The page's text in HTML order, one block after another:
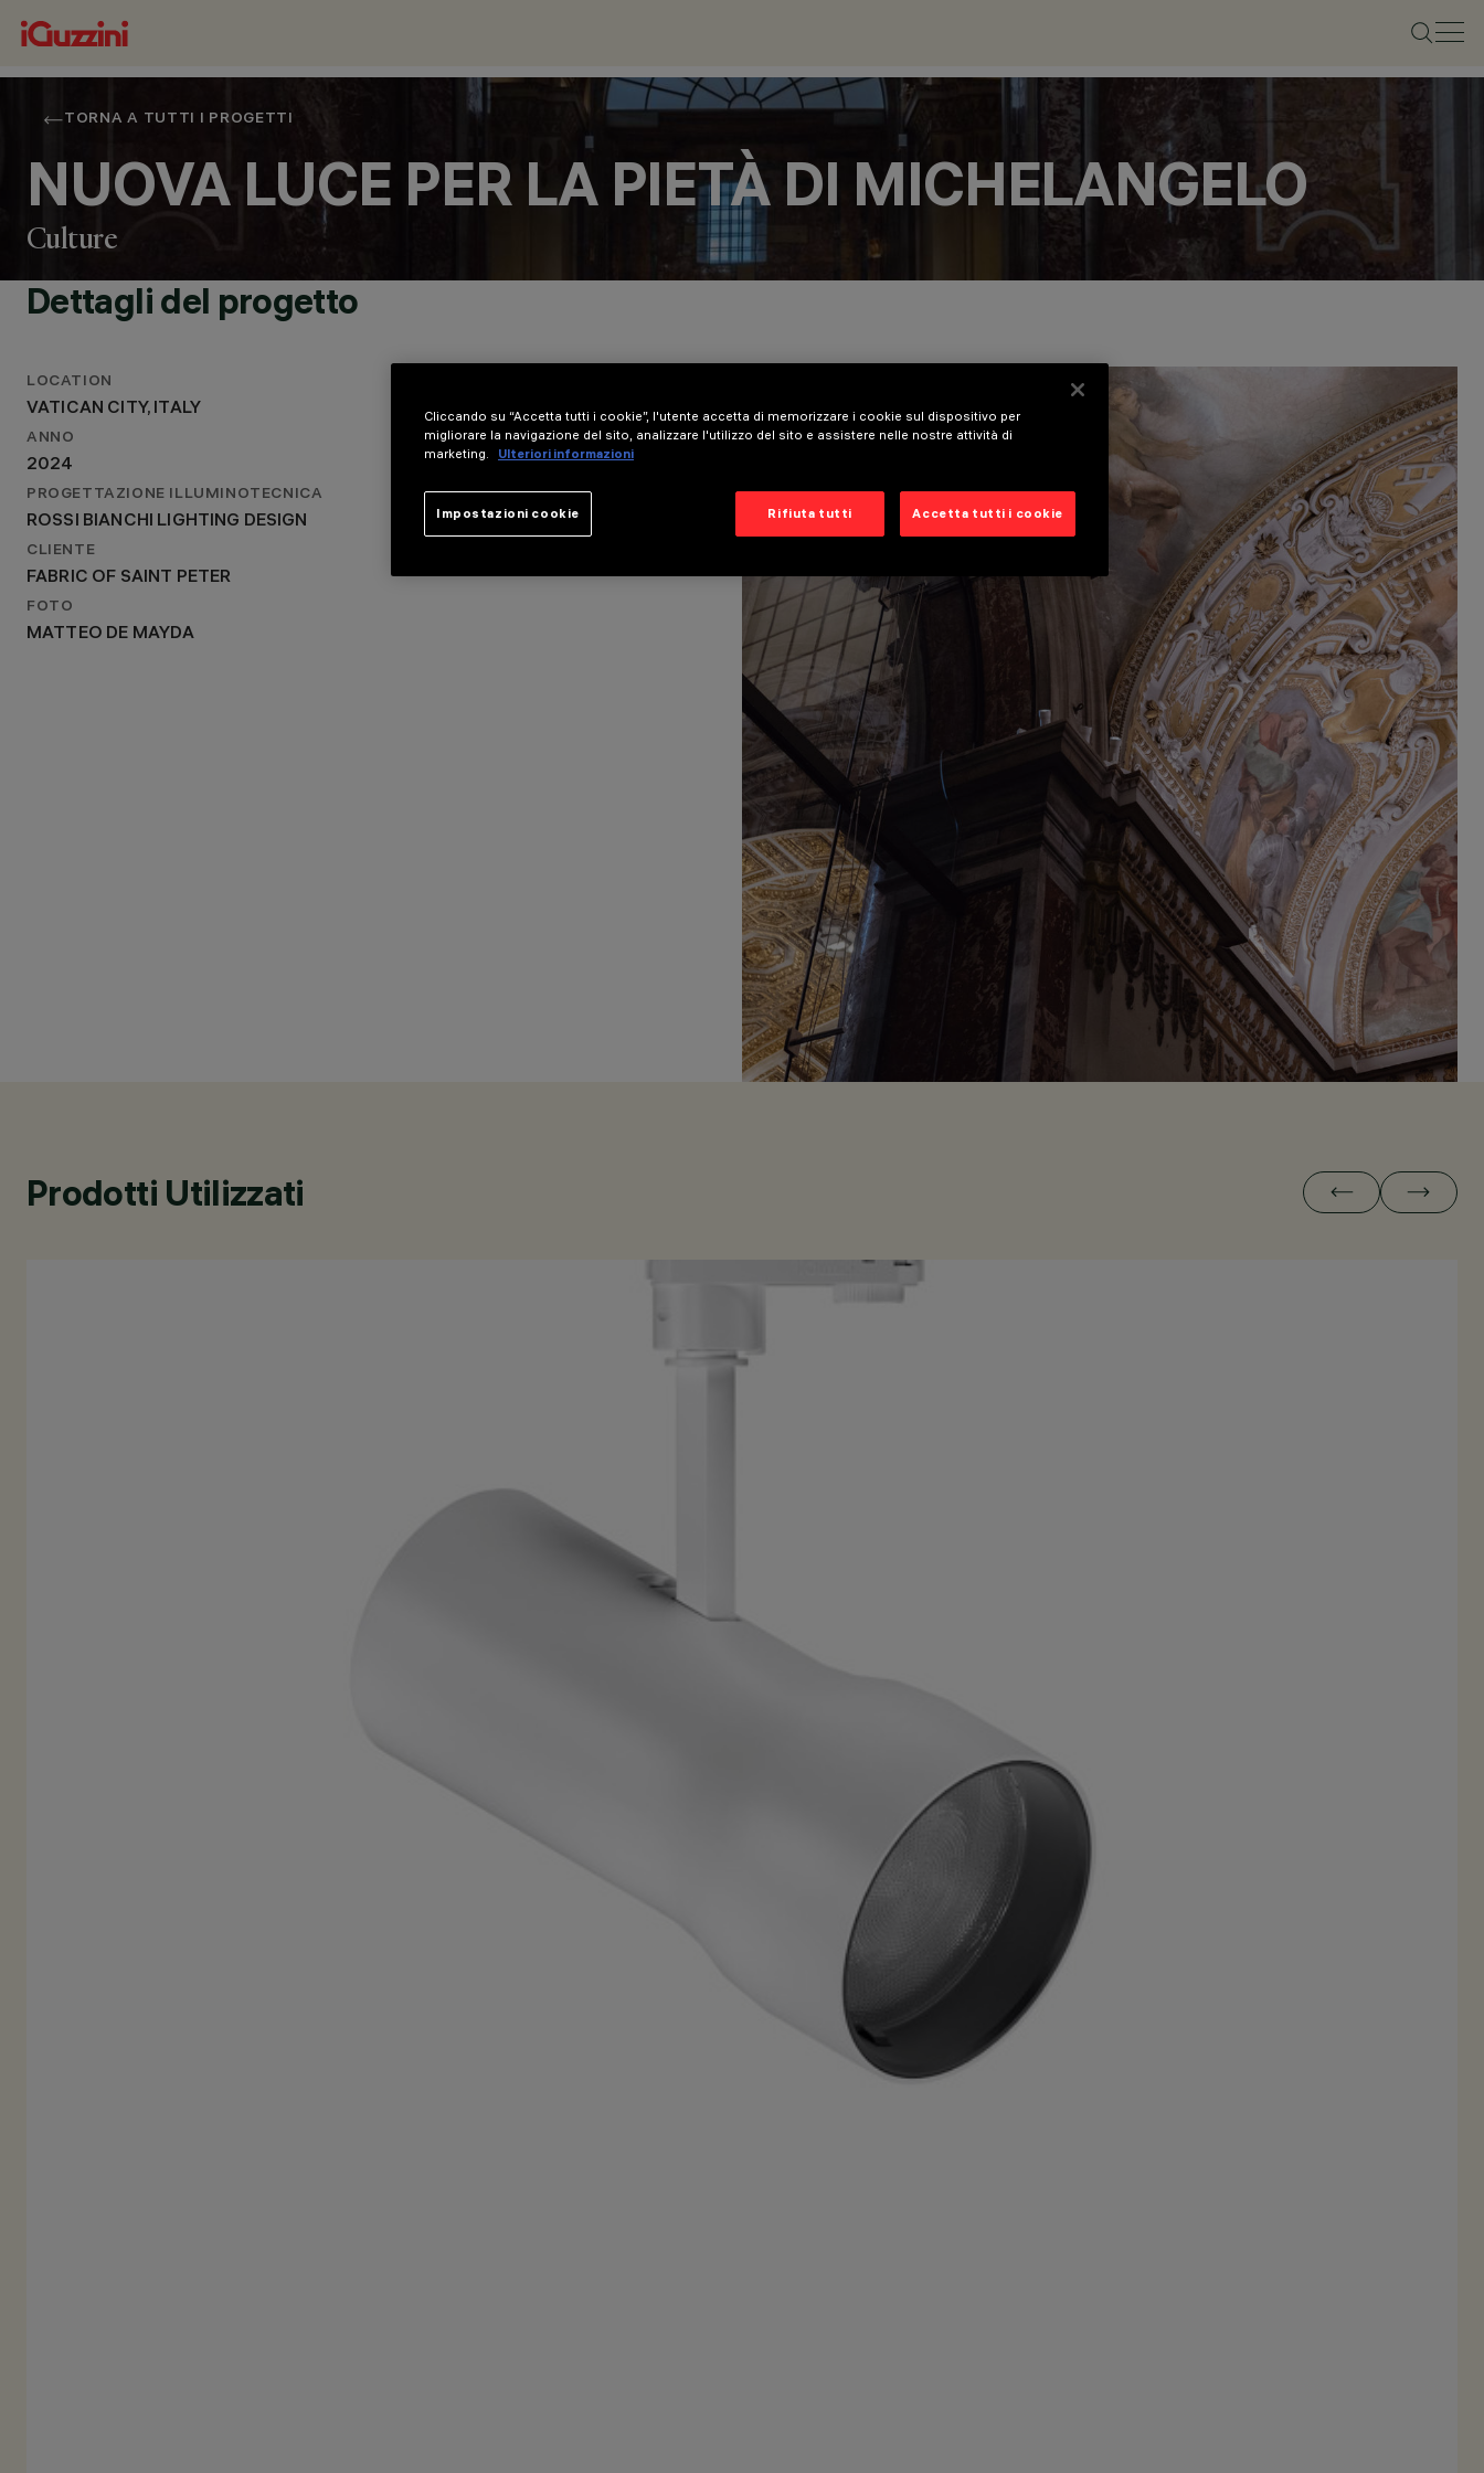
TORNA A TUTTI I PROGETTI
NUOVA LUCE PER LA PIETÀ DI MICHELANGELO
Culture
LOCALITÀ
VATICAN CITY, ITALY
2024
PROGETTAZIONE ILLUMINOTECNICA
ROSSI BIANCHI LIGHTING DESIGN
Dettagli del progetto
LOCATION
VATICAN CITY, ITALY
ANNO
2024
PROGETTAZIONE ILLUMINOTECNICA
ROSSI BIANCHI LIGHTING DESIGN
CLIENTE
FABRIC OF SAINT PETER
FOTO
MATTEO DE MAYDA
Prodotti Utilizzati
Cliccando su “Accetta tutti i cookie”, l'utente accetta di memorizzare i cookie sul dispositivo per
migliorare la navigazione del sito, analizzare l'utilizzo del sito e assistere nelle nostre attività di
marketing.
Ulteriori informazioni
Rifiuta tutti Accetta tutti i cookie
Impostazioni cookie